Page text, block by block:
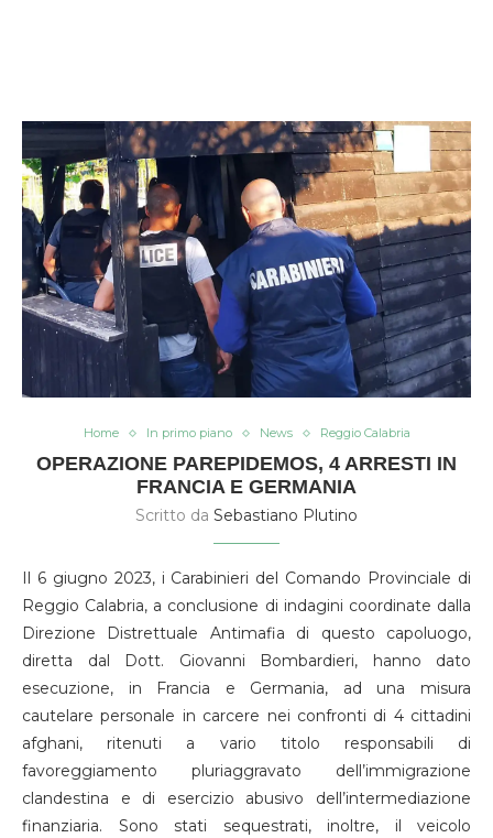
Home In primo piano News Reggio Calabria
OPERAZIONE PAREPIDEMOS, 4 ARRESTI IN
FRANCIA E GERMANIA
Scritto da Sebastiano Plutino
Il 6 giugno 2023, i Carabinieri del Comando Provinciale di
Reggio Calabria, a conclusione di indagini coordinate dalla
Direzione Distrettuale Antimafia di questo capoluogo,
diretta dal Dott. Giovanni Bombardieri, hanno dato
esecuzione, in Francia e Germania, ad una misura
cautelare personale in carcere nei confronti di 4 cittadini
afghani, ritenuti a vario titolo responsabili di
favoreggiamento pluriaggravato dell’immigrazione
clandestina e di esercizio abusivo dell’intermediazione
finanziaria. Sono stati sequestrati, inoltre, il veicolo